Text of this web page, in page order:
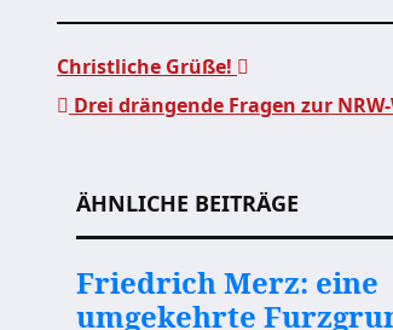
Christliche Grüße!
Drei drängende Fragen zur
ÄHNLICHE BEITRÄGE
Friedrich Merz: eine
umgekehrte